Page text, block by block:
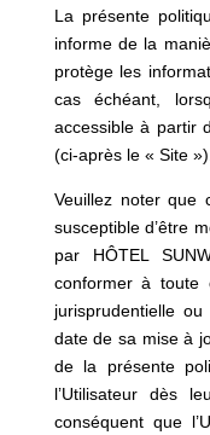
La présente
informe de la
protège les
cas échéant,
accessible à partir
(ci-après le « Site »).
Veuillez noter que
susceptible d’être
par HÔTEL
conformer à toute
jurisprudentielle
date de sa mise à
de la présente
l’Utilisateur dès
conséquent que